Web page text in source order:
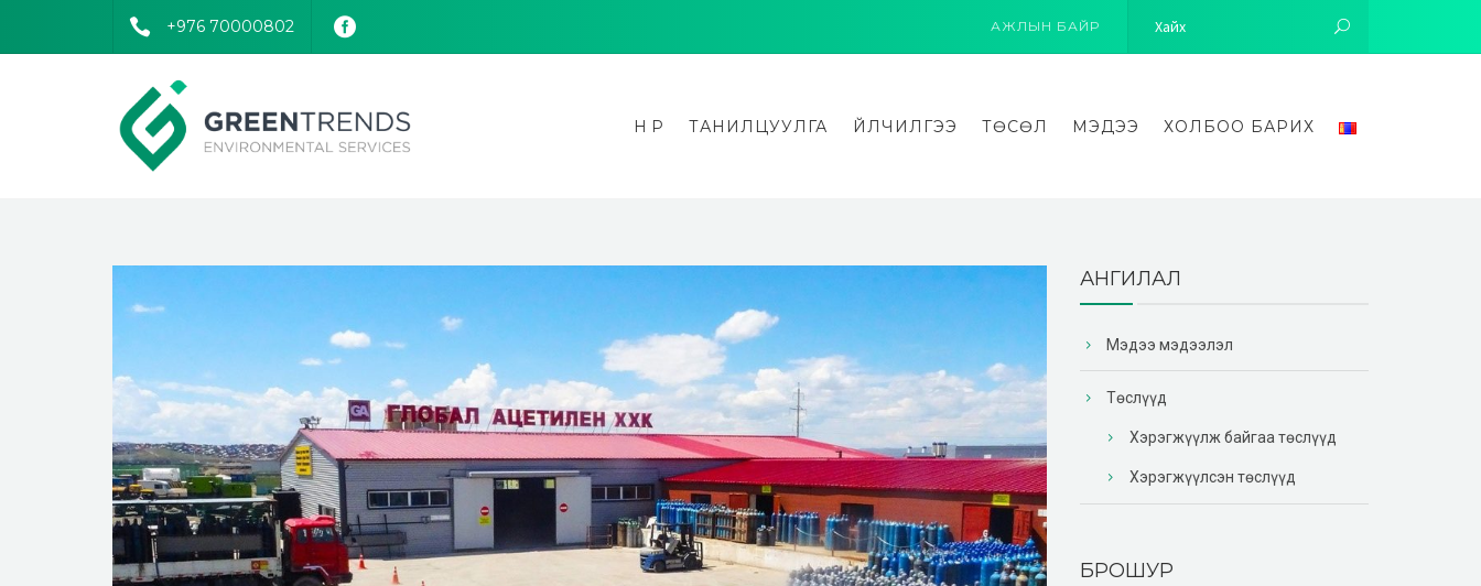
+976 70000802 АЖЛЫН БАЙР
НҮҮР ТАНИЛЦУУЛГА ҮЙЛЧИЛГЭЭ ТӨСӨЛ МЭДЭЭ ХОЛБОО БАРИХ
АНГИЛАЛ
Мэдээ мэдээлэл
Төслүүд
Хэрэгжүүлж байгаа төслүүд
Хэрэгжүүлсэн төслүүд
БРОШУР